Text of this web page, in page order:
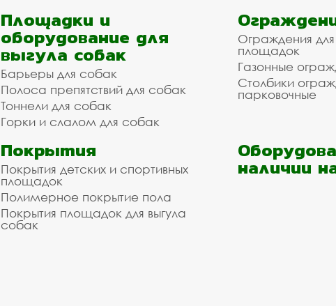
Площадки и
оборудование для
выгула собак
Барьеры для собак
Полоса препятствий для собак
Тоннели для собак
Горки и слалом для собак
Ограждения
площадок
Газонные
Столбики
парковочные
Покрытия
Покрытия детских и спортивных
площадок
Полимерное покрытие пола
Покрытия площадок для выгула
собак
наличии